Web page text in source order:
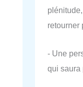
retourner
- Une
qui